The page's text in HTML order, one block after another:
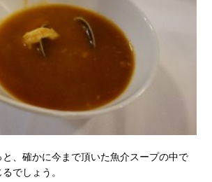
と、確かに今まで頂いた魚介スープの中で
でしょう。